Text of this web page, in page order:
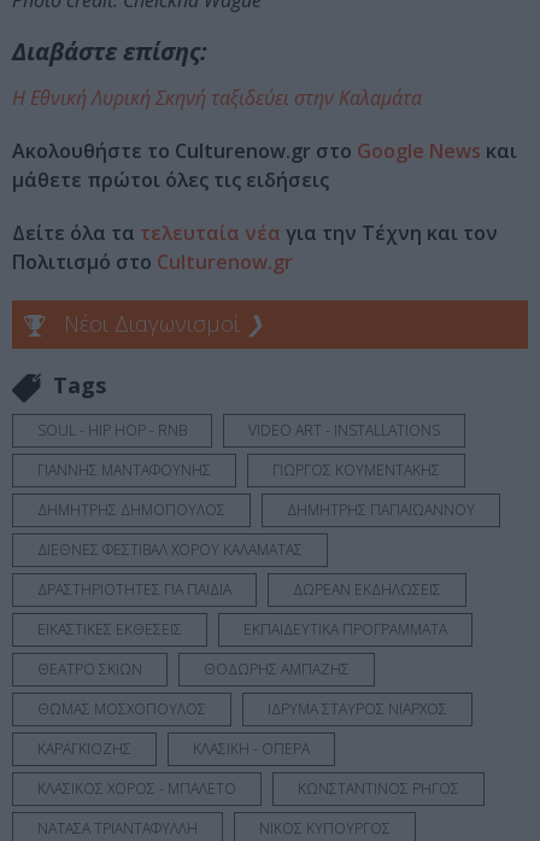
Διαβάστε επίσης:
H Εθνική Λυρική Σκηνή ταξιδεύει στην Καλαμάτα
Ακολουθήστε το Culturenow.gr στο Google News και
μάθετε πρώτοι όλες τις ειδήσεις
Δείτε όλα τα τελευταία νέα για την Τέχνη και τον
Πολιτισμό στο Culturenow.gr
Νέοι Διαγωνισμοί ❯
Tags
SOUL - HIP HOP - RNB
VIDEO ART - INSTALLATIONS
ΓΙΑΝΝΗΣ ΜΑΝΤΑΦΟΥΝΗΣ
ΓΙΩΡΓΟΣ ΚΟΥΜΕΝΤΑΚΗΣ
ΔΗΜΗΤΡΗΣ ΔΗΜΟΠΟΥΛΟΣ
ΔΗΜΗΤΡΗΣ ΠΑΠΑΪΩΑΝΝΟΥ
ΔΙΕΘΝΕΣ ΦΕΣΤΙΒΑΛ ΧΟΡΟΥ ΚΑΛΑΜΑΤΑΣ
ΔΡΑΣΤΗΡΙΟΤΗΤΕΣ ΓΙΑ ΠΑΙΔΙΑ
ΔΩΡΕΑΝ ΕΚΔΗΛΩΣΕΙΣ
ΕΙΚΑΣΤΙΚΕΣ ΕΚΘΕΣΕΙΣ
ΕΚΠΑΙΔΕΥΤΙΚΑ ΠΡΟΓΡΑΜΜΑΤΑ
ΘΕΑΤΡΟ ΣΚΙΩΝ
ΘΟΔΩΡΗΣ ΑΜΠΑΖΗΣ
ΘΩΜΑΣ ΜΟΣΧΟΠΟΥΛΟΣ
ΙΔΡΥΜΑ ΣΤΑΥΡΟΣ ΝΙΑΡΧΟΣ
ΚΑΡΑΓΚΙΟΖΗΣ
ΚΛΑΣΙΚΗ - ΟΠΕΡΑ
ΚΛΑΣΙΚΟΣ ΧΟΡΟΣ - ΜΠΑΛΕΤΟ
ΚΩΝΣΤΑΝΤΙΝΟΣ ΡΗΓΟΣ
ΝΑΤΑΣΑ ΤΡΙΑΝΤΑΦΥΛΛΗ
ΝΙΚΟΣ ΚΥΠΟΥΡΓΟΣ